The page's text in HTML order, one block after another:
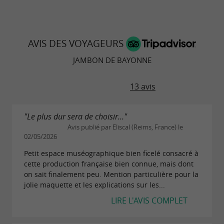
AVIS DES VOYAGEURS
JAMBON DE BAYONNE
13 avis
"Le plus dur sera de choisir..."
Avis publié par Eliscal (Reims, France) le
02/05/2026
Petit espace muséographique bien ficelé consacré à
cette production française bien connue, mais dont
on sait finalement peu. Mention particulière pour la
jolie maquette et les explications sur les...
LIRE L'AVIS COMPLET